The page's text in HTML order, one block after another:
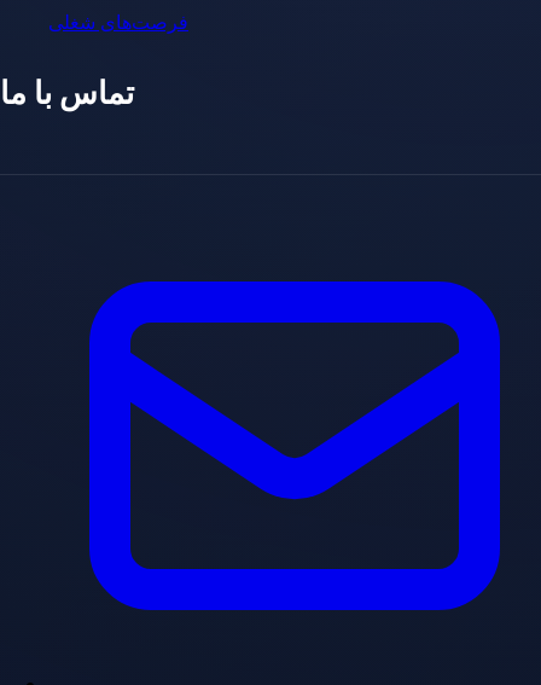
فرصت‌های شغلی
تماس با ما